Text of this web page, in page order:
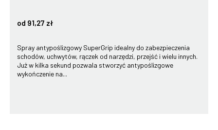
od 91,27 zł
Spray antypoślizgowy SuperGrip idealny do zabezpieczenia
schodów, uchwytów, rączek od narzędzi, przejść i wielu innych.
Już w kilka sekund pozwala stworzyć antypoślizgowe
wykończenie na...